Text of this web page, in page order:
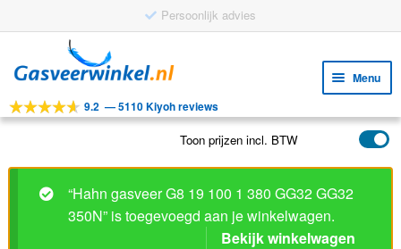
Persoonlijk advies
door
navigatie
naar
inhoud
Menu
Tools
Toepassingen
Klantenservice
9.2 —5110 Kiyoh reviews
Toon prijzen incl. BTW
“Hahn gasveer G8 19 100 1 380 GG32 GG32
350N” is toegevoegd aan je winkelwagen.
Bekijk winkelwagen